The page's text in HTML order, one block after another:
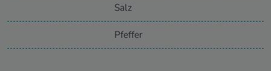
Salz
Pfeffer